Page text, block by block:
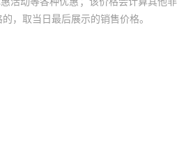
，取当日最后展示的销售价格。